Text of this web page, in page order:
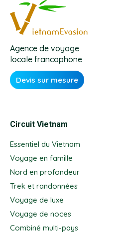
Agence de voyage
locale francophone
Devis sur mesure
Circuit Vietnam
Essentiel du Vietnam
Voyage en famille
Nord en profondeur
Trek et randonnées
Voyage de luxe
Voyage de noces
Combiné multi-pays